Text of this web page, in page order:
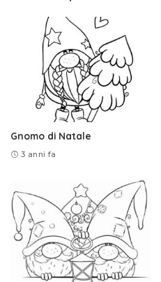
Gnomo di Natale
3 anni fa